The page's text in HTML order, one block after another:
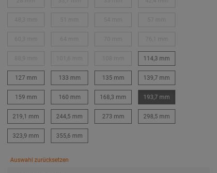
114,3 mm
127 mm 133 mm 135 mm 139,7 mm
159 mm 160 mm 168,3 mm 193,7 mm
219,1 mm 244,5 mm 273 mm 298,5 mm
323,9 mm 355,6 mm
Auswahl zurücksetzen